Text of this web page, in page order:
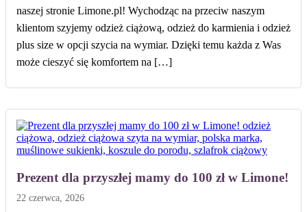
naszej stronie Limone.pl! Wychodząc na przeciw naszym
klientom szyjemy odzież ciążową, odzież do karmienia i odzież
plus size w opcji szycia na wymiar. Dzięki temu każda z Was
może cieszyć się komfortem na […]
Prezent dla przyszłej mamy do 100 zł w Limone!
22 czerwca, 2026